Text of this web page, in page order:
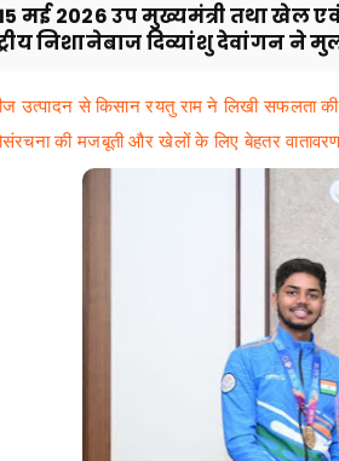
मई 2026 उप मुख्यमंत्री तथा खेल
निशानेबाज दिव्यांशु देवांगन ने
उत्पादन से किसान रयतु राम ने लिखी सफलता
की मजबूती और खेलों के लिए बेहतर